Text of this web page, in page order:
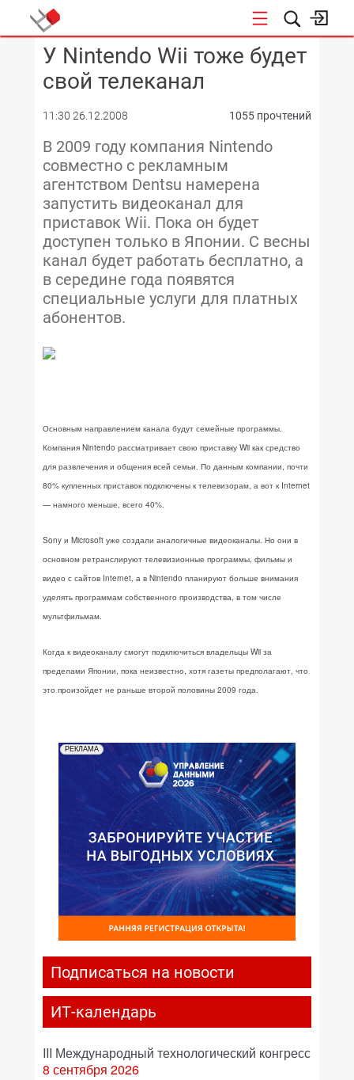
КОНФЕРЕНЦИИ
У Nintendo Wii тоже будет
свой телеканал
11:30 26.12.2008 1055 прочтений
В 2009 году компания Nintendo
совместно с рекламным
агентством Dentsu намерена
запустить видеоканал для
приставок Wii. Пока он будет
доступен только в Японии. С весны
канал будет работать бесплатно, а
в середине года появятся
специальные услуги для платных
абонентов.
Основным направлением канала будут семейные программы.
Компания Nintendo рассматривает свою приставку Wii как средство
для развлечения и общения всей семьи. По данным компании, почти
80% купленных приставок подключены к телевизорам, а вот к Internet
— намного меньше, всего 40%.
Sony и Microsoft уже создали аналогичные видеоканалы. Но они в
основном ретранслируют телевизионные программы, фильмы и
видео с сайтов Internet, а в Nintendo планируют больше внимания
уделять программам собственного производства, в том числе
мультфильмам.
Когда к видеоканалу смогут подключиться владельцы Wii за
пределами Японии, пока неизвестно, хотя газеты предполагают, что
это произойдет не раньше второй половины 2009 года.
РЕКЛАМА
Подписаться на новости
ИТ-календарь
III Международный технологический конгресс
8 сентября 2026